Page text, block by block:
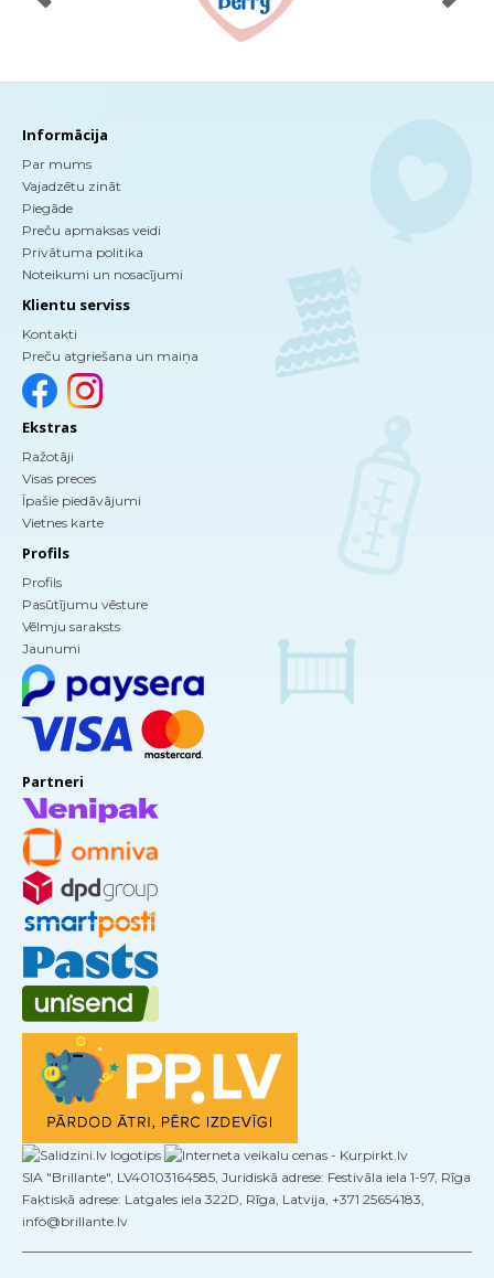
Informācija
Par mums
Vajadzētu zināt
Piegāde
Preču apmaksas veidi
Privātuma politika
Noteikumi un nosacījumi
Klientu serviss
Kontakti
Preču atgriešana un maiņa
Ekstras
Ražotāji
Visas preces
Īpašie piedāvājumi
Vietnes karte
Profils
Profils
Pasūtījumu vēsture
Vēlmju saraksts
Jaunumi
Partneri
SIA "Brillante", LV40103164585, Juridiskā adrese: Festivāla iela 1-97, Rīga
Faktiskā adrese: Latgales iela 322D, Rīga, Latvija, +371 25654183,
info@brillante.lv